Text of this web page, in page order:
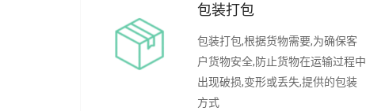
包装打包
包装打包,根据货物需要,为确保客
户货物安全,防止货物在运输过程中
出现破损,变形或丢失,提供的包装
方式